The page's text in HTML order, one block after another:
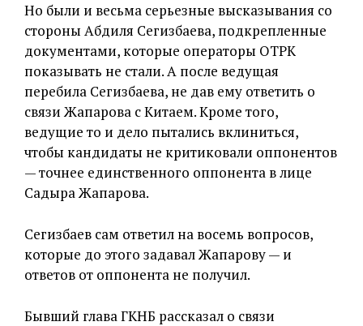
Но были и весьма серьезные высказывания со
стороны Абдиля Сегизбаева, подкрепленные
документами, которые операторы ОТРК
показывать не стали. А после ведущая
перебила Сегизбаева, не дав ему ответить о
связи Жапарова с Китаем. Кроме того,
ведущие то и дело пытались вклиниться,
чтобы кандидаты не критиковали оппонентов
— точнее единственного оппонента в лице
Садыра Жапарова.
Сегизбаев сам ответил на восемь вопросов,
которые до этого задавал Жапарову — и
ответов от оппонента не получил.
Бывший глава ГКНБ рассказал о связи